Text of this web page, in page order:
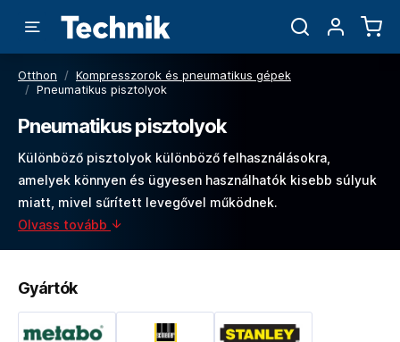
Otthon / Kompresszorok és pneumatikus gépek
/ Pneumatikus pisztolyok
Pneumatikus pisztolyok
Különböző pisztolyok különböző felhasználásokra,
amelyek könnyen és ügyesen használhatók kisebb súlyuk
miatt, mivel sűrített levegővel működnek.
Olvass tovább
Gyártók